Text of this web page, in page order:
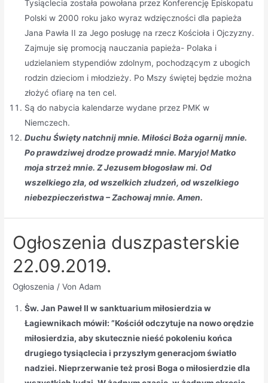
Tysiąclecia została powołana przez Konferencję Episkopatu
Polski w 2000 roku jako wyraz wdzięczności dla papieża
Jana Pawła II za Jego posługę na rzecz Kościoła i Ojczyzny.
Zajmuje się promocją nauczania papieża- Polaka i
udzielaniem stypendiów zdolnym, pochodzącym z ubogich
rodzin dzieciom i młodzieży. Po Mszy świętej będzie można
złożyć ofiarę na ten cel.
Są do nabycia kalendarze wydane przez PMK w
Niemczech.
Duchu Święty natchnij mnie. Miłości Boża ogarnij mnie.
Po prawdziwej drodze prowadź mnie. Maryjo! Matko
moja strzeż mnie. Z Jezusem błogosław mi. Od
wszelkiego zła, od wszelkich złudzeń, od wszelkiego
niebezpieczeństwa – Zachowaj mnie. Amen.
Ogłoszenia duszpasterskie
22.09.2019.
Ogłoszenia / Von Adam
Ṡw. Jan Paweł II w sanktuarium miłosierdzia w
Łagiewnikach mówił: ”Kościół odczytuje na nowo orędzie
miłosierdzia, aby skutecznie nieść pokoleniu końca
drugiego tysiąclecia i przyszłym generacjom światło
nadziei. Nieprzerwanie też prosi Boga o miłosierdzie dla